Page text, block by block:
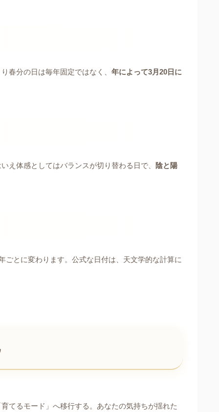
春分の日は毎年固定ではなく、 年によって3月20日に
え体感としてはバランスが切り替わる日で、 陰と陽
とに変わります。公式な日付は、天文学的な計算に
てるモード」へ移行する。あなたの気持ちが揺れた